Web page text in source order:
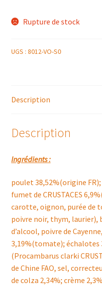
Rupture de stock
UGS : 8012-VO-S0
Description
Description
Ingrédients :
poulet 38,52%(origine
fumet de CRUSTACES
carotte, oignon, purée de
poivre noir, thym, laurier),
d’alcool, poivre de
3,19%(tomate); échalotes
(Procambarus clarki
de Chine FAO, sel,
de colza 2,34%; crème